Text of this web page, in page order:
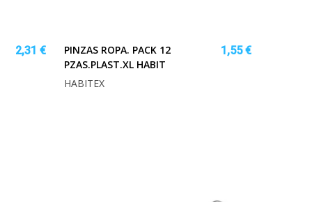
2,31 €
PINZAS ROPA. PACK 12
PZAS.PLAST.XL HABIT
1,55 €
HABITEX